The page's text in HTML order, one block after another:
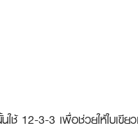
12-3-3 เพื่อช่วยให้ใบเขียว